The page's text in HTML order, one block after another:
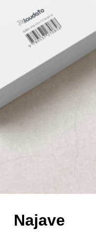
Najave